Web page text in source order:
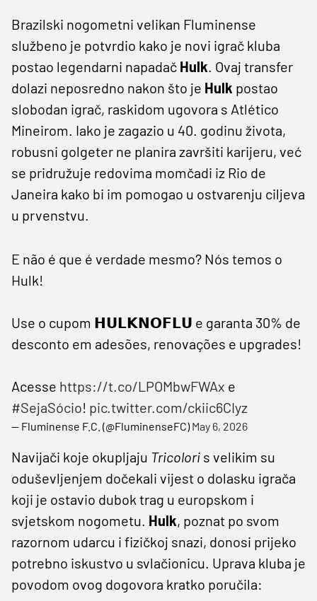
Brazilski nogometni velikan Fluminense
službeno je potvrdio kako je novi igrač kluba
postao legendarni napadač Hulk. Ovaj transfer
dolazi neposredno nakon što je Hulk postao
slobodan igrač, raskidom ugovora s Atlético
Mineirom. Iako je zagazio u 40. godinu života,
robusni golgeter ne planira završiti karijeru, već
se pridružuje redovima momčadi iz Rio de
Janeira kako bi im pomogao u ostvarenju ciljeva
u prvenstvu.
E não é que é verdade mesmo? Nós temos o
Hulk!
Use o cupom 𝗛𝗨𝗟𝗞𝗡𝗢𝗙𝗟𝗨 e garanta 30% de
desconto em adesões, renovações e upgrades!
Acesse https://t.co/LPOMbwFWAx e
#SejaSócio! pic.twitter.com/ckiic6CIyz
— Fluminense F.C. (@FluminenseFC)May 6, 2026
Navijači koje okupljaju Tricolori s velikim su
oduševljenjem dočekali vijest o dolasku igrača
koji je ostavio dubok trag u europskom i
svjetskom nogometu. Hulk, poznat po svom
razornom udarcu i fizičkoj snazi, donosi prijeko
potrebno iskustvo u svlačionicu. Uprava kluba je
povodom ovog dogovora kratko poručila: